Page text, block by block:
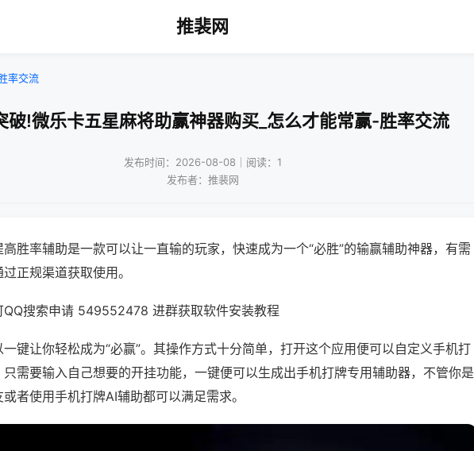
推裴网
率交流
破!微乐卡五星麻将助赢神器购买_怎么才能常赢-胜率交流
发布时间：2026-08-08｜阅读：1
发布者：推裴网
胜率辅助是一款可以让一直输的玩家，快速成为一个“必胜”的输赢辅助神器，有需
正规渠道获取使用。
QQ搜索申请 549552478 进群获取软件安装教程
键让你轻松成为“必赢”。其操作方式十分简单，打开这个应用便可以自定义手机打
只需要输入自己想要的开挂功能，一键便可以生成出手机打牌专用辅助器，不管你是
者使用手机打牌AI辅助都可以满足需求。